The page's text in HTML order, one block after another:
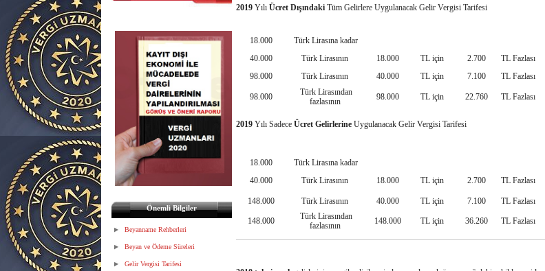
Önemli Bilgiler
Beyanname Rehberleri
Beyan ve Ödeme Süreleri
Gelir Vergisi Tarifesi
2019 Yılı Ücret Dışındaki Tüm Gelirlere Uygulanacak Gelir Vergisi Tarifesi
18.000 Türk Lirasına kadar
40.000
Türk Lirasının 18.000 TL için 2.700 TL Fazlası
98.000
Türk Lirasının 40.000 TL için 7.100 TL Fazlası
98.000
Türk Lirasından
fazlasının
98.000 TL için 22.760 TL Fazlası
2019 Yılı Sadece Ücret Gelirlerine Uygulanacak Gelir Vergisi Tarifesi
18.000 Türk Lirasına kadar
40.000
Türk Lirasının 18.000 TL için 2.700 TL Fazlası
148.000 Türk Lirasının 40.000 TL için 7.100 TL Fazlası
148.000
Türk Lirasından
fazlasının
148.000 TL için 36.260 TL Fazlası